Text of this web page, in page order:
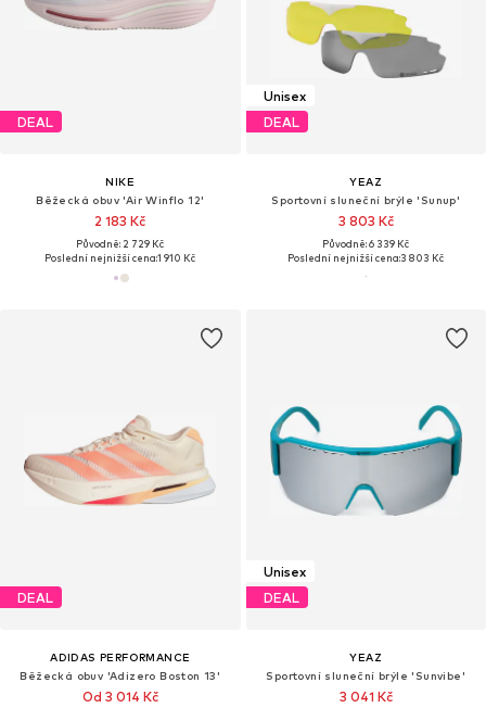
DEAL
NIKE
Běžecká obuv 'Air Winflo 12'
2 183 Kč
Původně: 2 729 Kč
Poslední nejnižší cena:1 910 Kč
Unisex
DEAL
YEAZ
Sportovní sluneční brýle 'Sunup'
3 803 Kč
Původně: 6 339 Kč
Poslední nejnižší cena:3 803 Kč
DEAL
ADIDAS PERFORMANCE
Běžecká obuv 'Adizero Boston 13'
Od 3 014 Kč
Unisex
DEAL
YEAZ
Sportovní sluneční brýle 'Sunvibe'
3 041 Kč